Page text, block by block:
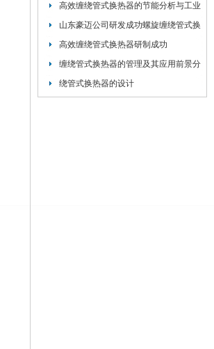
应用
高效缠绕管式换热器的节能分析与工业
应用
山东豪迈公司研发成功螺旋缠绕管式换
热器
高效缠绕管式换热器研制成功
缠绕管式换热器的管理及其应用前景分
析
绕管式换热器的设计